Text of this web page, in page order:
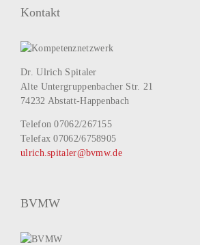
Kontakt
Dr. Ulrich Spitaler
Alte Untergruppenbacher Str. 21
74232 Abstatt-Happenbach
Telefon 07062/267155
Telefax 07062/6758905
ulrich.spitaler@bvmw.de
BVMW